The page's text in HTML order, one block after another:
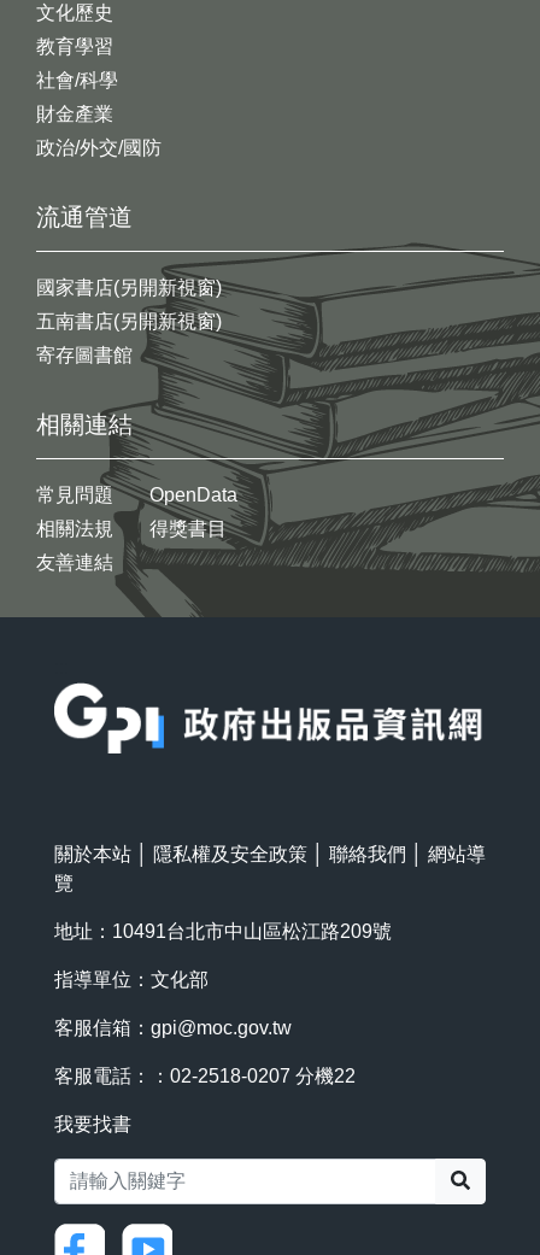
文化歷史
教育學習
社會/科學
財金產業
政治/外交/國防
流通管道
國家書店(另開新視窗)
五南書店(另開新視窗)
寄存圖書館
相關連結
常見問題
相關法規
友善連結
OpenData
得獎書目
關於本站 隱私權及安全政策 聯絡我們
網站導
覽
地址：10491台北市中山區松江路209號
指導單位：文化部
客服信箱： gpi@moc.gov.tw
客服電話：：02-2518-0207 分機22
我要找書